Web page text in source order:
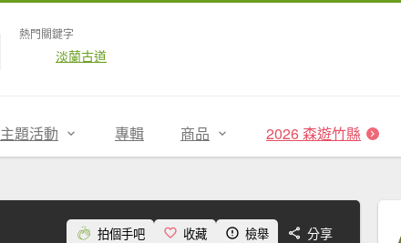
熱門關鍵字
淡蘭古道
主題活動 專輯 商品 2026 森遊竹縣
拍個手吧 收藏 檢舉 分享